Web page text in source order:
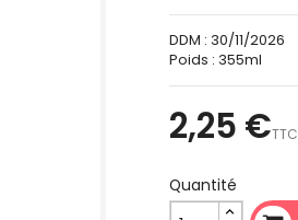
DDM : 30/11/2026
Poids : 355ml
2,25 €TTC
Quantité